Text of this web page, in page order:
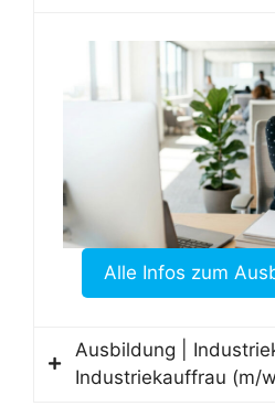
Alle Infos zum
Ausbildung |
Industriekauffrau (m/